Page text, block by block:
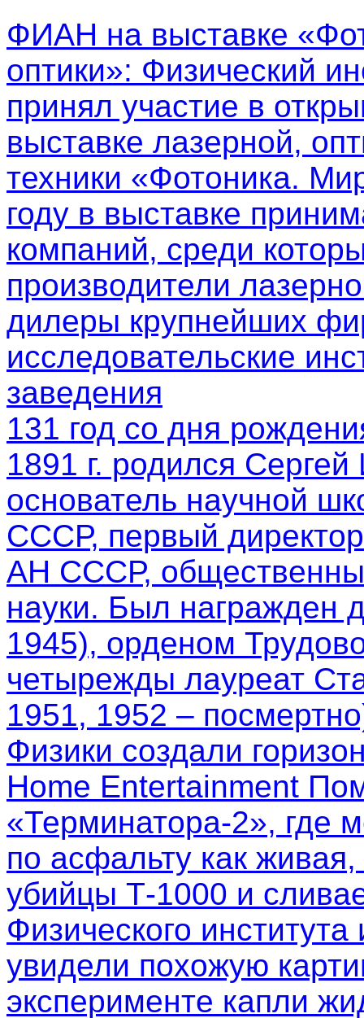
ФИАН на выставке
оптики»: Физический
принял участие в
выставке лазерной,
техники «Фотоника.
году в выставке
компаний, среди
производители
дилеры крупнейших
исследовательские
заведения
131 год со дня
1891 г. родился
основатель научной
СССР, первый
АН СССР,
науки. Был награжден
1945), орденом
четырежды лауреат
1951, 1952 –
Физики создали
Home Entertainment
«Терминатора-2», где
по асфальту как
убийцы Т-1000 и
Физического
увидели похожую
эксперименте капли